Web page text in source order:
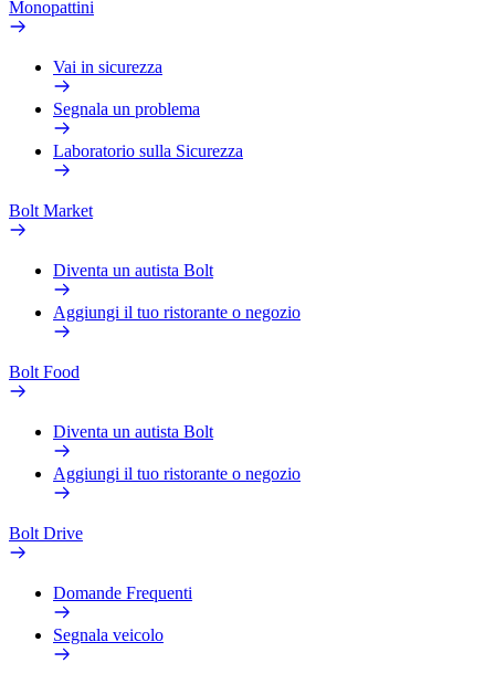
Monopattini
Vai in sicurezza
Segnala un problema
Laboratorio sulla Sicurezza
Bolt Market
Diventa un autista Bolt
Aggiungi il tuo ristorante o negozio
Bolt Food
Diventa un autista Bolt
Aggiungi il tuo ristorante o negozio
Bolt Drive
Domande Frequenti
Segnala veicolo